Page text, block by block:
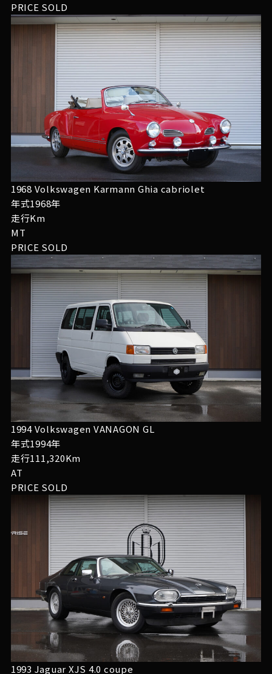
PRICE SOLD
1968 Volkswagen Karmann Ghia cabriolet
年式1968年
走行Km
MT
PRICE SOLD
1994 Volkswagen VANAGON GL
年式1994年
走行111,320Km
AT
PRICE SOLD
1993 Jaguar XJS 4.0 coupe